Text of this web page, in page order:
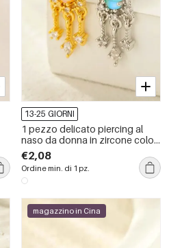
13-25 GIORNI
1 pezzo delicato piercing al
naso da donna in zircone color
rame oro
€2,08
Ordine min. di 1 pz.
magazzino in Cina